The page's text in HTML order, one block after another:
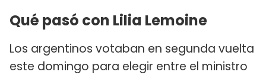
Qué pasó con Lilia Lemoine
Los argentinos votaban en segunda vuelta
este domingo para elegir entre el ministro